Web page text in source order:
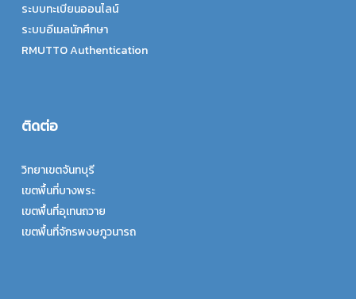
ระบบทะเบียนออนไลน์
ระบบอีเมลนักศึกษา
RMUTTO Authentication
ติดต่อ
วิทยาเขตจันทบุรี
เขตพื้นที่บางพระ
เขตพื้นที่อุเทนถวาย
เขตพื้นที่จักรพงษภูวนารถ